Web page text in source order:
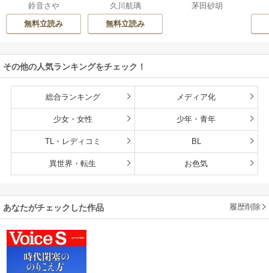
た
鈴音さや
無料立読み
様、離婚していた
だきます
久川航璃
無料立読み
茅田砂胡
その他の人気ランキングをチェック！
総合ランキング メディア化
少女・女性 少年・青年
TL・レディコミ BL
異世界・転生 お色気
あなたがチェックした作品 履歴削除